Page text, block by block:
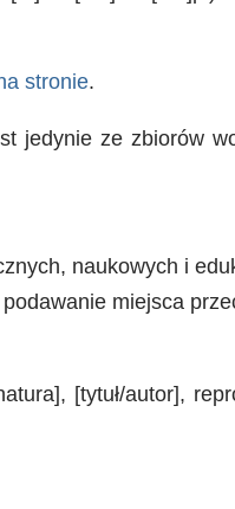
stronie.
jedynie ze zbiorów
naukowych i
miejsca
[tytuł/autor],